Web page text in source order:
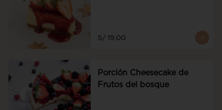
S/ 19.00
Porción Cheesecake de
Frutos del bosque